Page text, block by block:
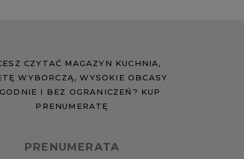
CZYTAĆ MAGAZYN KUCHNIA,
WYBORCZĄ, WYSOKIE OBCASY
I BEZ OGRANICZEŃ? KUP
PRENUMERATĘ
PRENUMERATA